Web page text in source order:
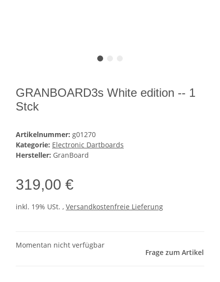
GRANBOARD3s White edition -- 1
Stck
Artikelnummer: g01270
Kategorie: Electronic Dartboards
Hersteller: GranBoard
319,00 €
inkl. 19% USt. , Versandkostenfreie Lieferung
Momentan nicht verfügbar
Frage zum Artikel